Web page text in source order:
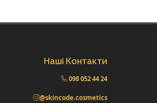
Наші Контакти
098 052 44 24
@skincode.cosmetics